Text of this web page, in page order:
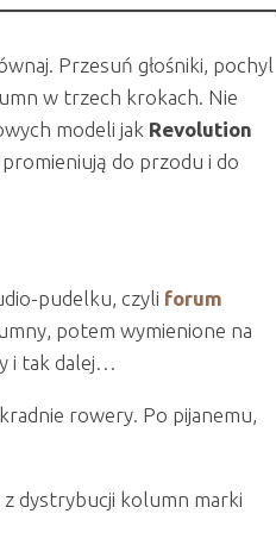
Przesuń głośniki, pochyl
w trzech krokach. Nie
modeli jak Revolution
do przodu i do
pudelku, czyli forum
potem wymienione na
i tak dalej…
rowery. Po pijanemu,
z dystrybucji kolumn marki